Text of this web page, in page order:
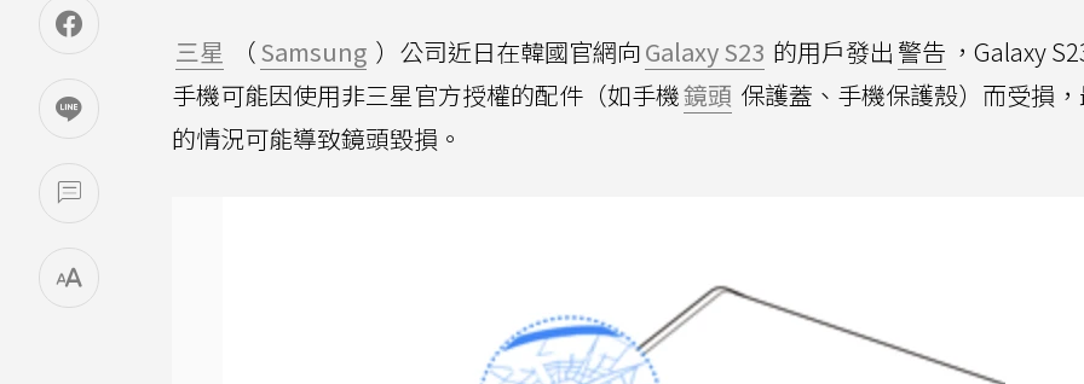
三星 （Samsung ）公司近日在韓國官網向Galaxy S23 的用戶發出 警告 ，Galaxy
手機可能因使用非三星官方授權的配件（如手機鏡頭 保護蓋、手機保護殼）而受損
的情況可能導致鏡頭毀損。